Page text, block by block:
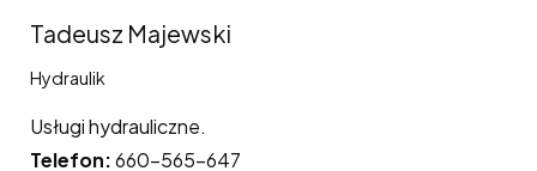
Tadeusz Majewski
Hydraulik
Usługi hydrauliczne.
Telefon:660-565-647